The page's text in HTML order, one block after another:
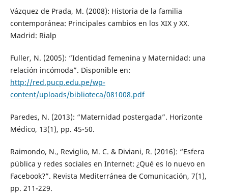
Vázquez de Prada, M. (2008): Historia de la familia
contemporánea: Principales cambios en los XIX y XX.
Madrid: Rialp
Fuller, N. (2005): “Identidad femenina y Maternidad: una
relación incómoda”. Disponible en:
http://red.pucp.edu.pe/wp-
content/uploads/biblioteca/081008.pdf
Paredes, N. (2013): “Maternidad postergada”. Horizonte
Médico, 13(1), pp. 45-50.
Raimondo, N., Reviglio, M. C. & Diviani, R. (2016): “Esfera
pública y redes sociales en Internet: ¿Qué es lo nuevo en
Facebook?”. Revista Mediterránea de Comunicación, 7(1),
pp. 211-229.